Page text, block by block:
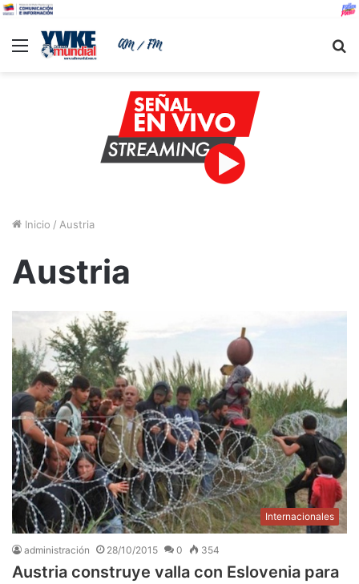
Menu
Inicio / Austria
Austria
Internacionales
administración 28/10/2015 0 354
Austria construye valla con Eslovenia para